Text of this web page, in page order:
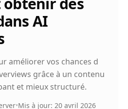
AI
améliorer vos chances d
grâce à un contenu
et mieux structuré.
•Mis à jour: 20 avril 2026